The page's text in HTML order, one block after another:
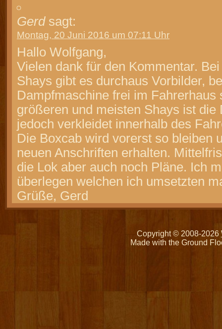
Gerd sagt:
Montag, 20 Juni 2016 um 07:11 Uhr
Hallo Wolfgang,
Vielen dank für den Kommentar.
Shays gibt es durchaus Vorbilder,
Dampfmaschine frei im Fahrerhaus
größeren und meisten Shays ist die
jedoch verkleidet innerhalb des
Die Boxcab wird vorerst so bleiben
neuen Anschriften erhalten.
die Lok aber auch noch Pläne. Ich
überlegen welchen ich umsetzten
Grüße, Gerd
Copyright © 2008-2026
Made with the Ground